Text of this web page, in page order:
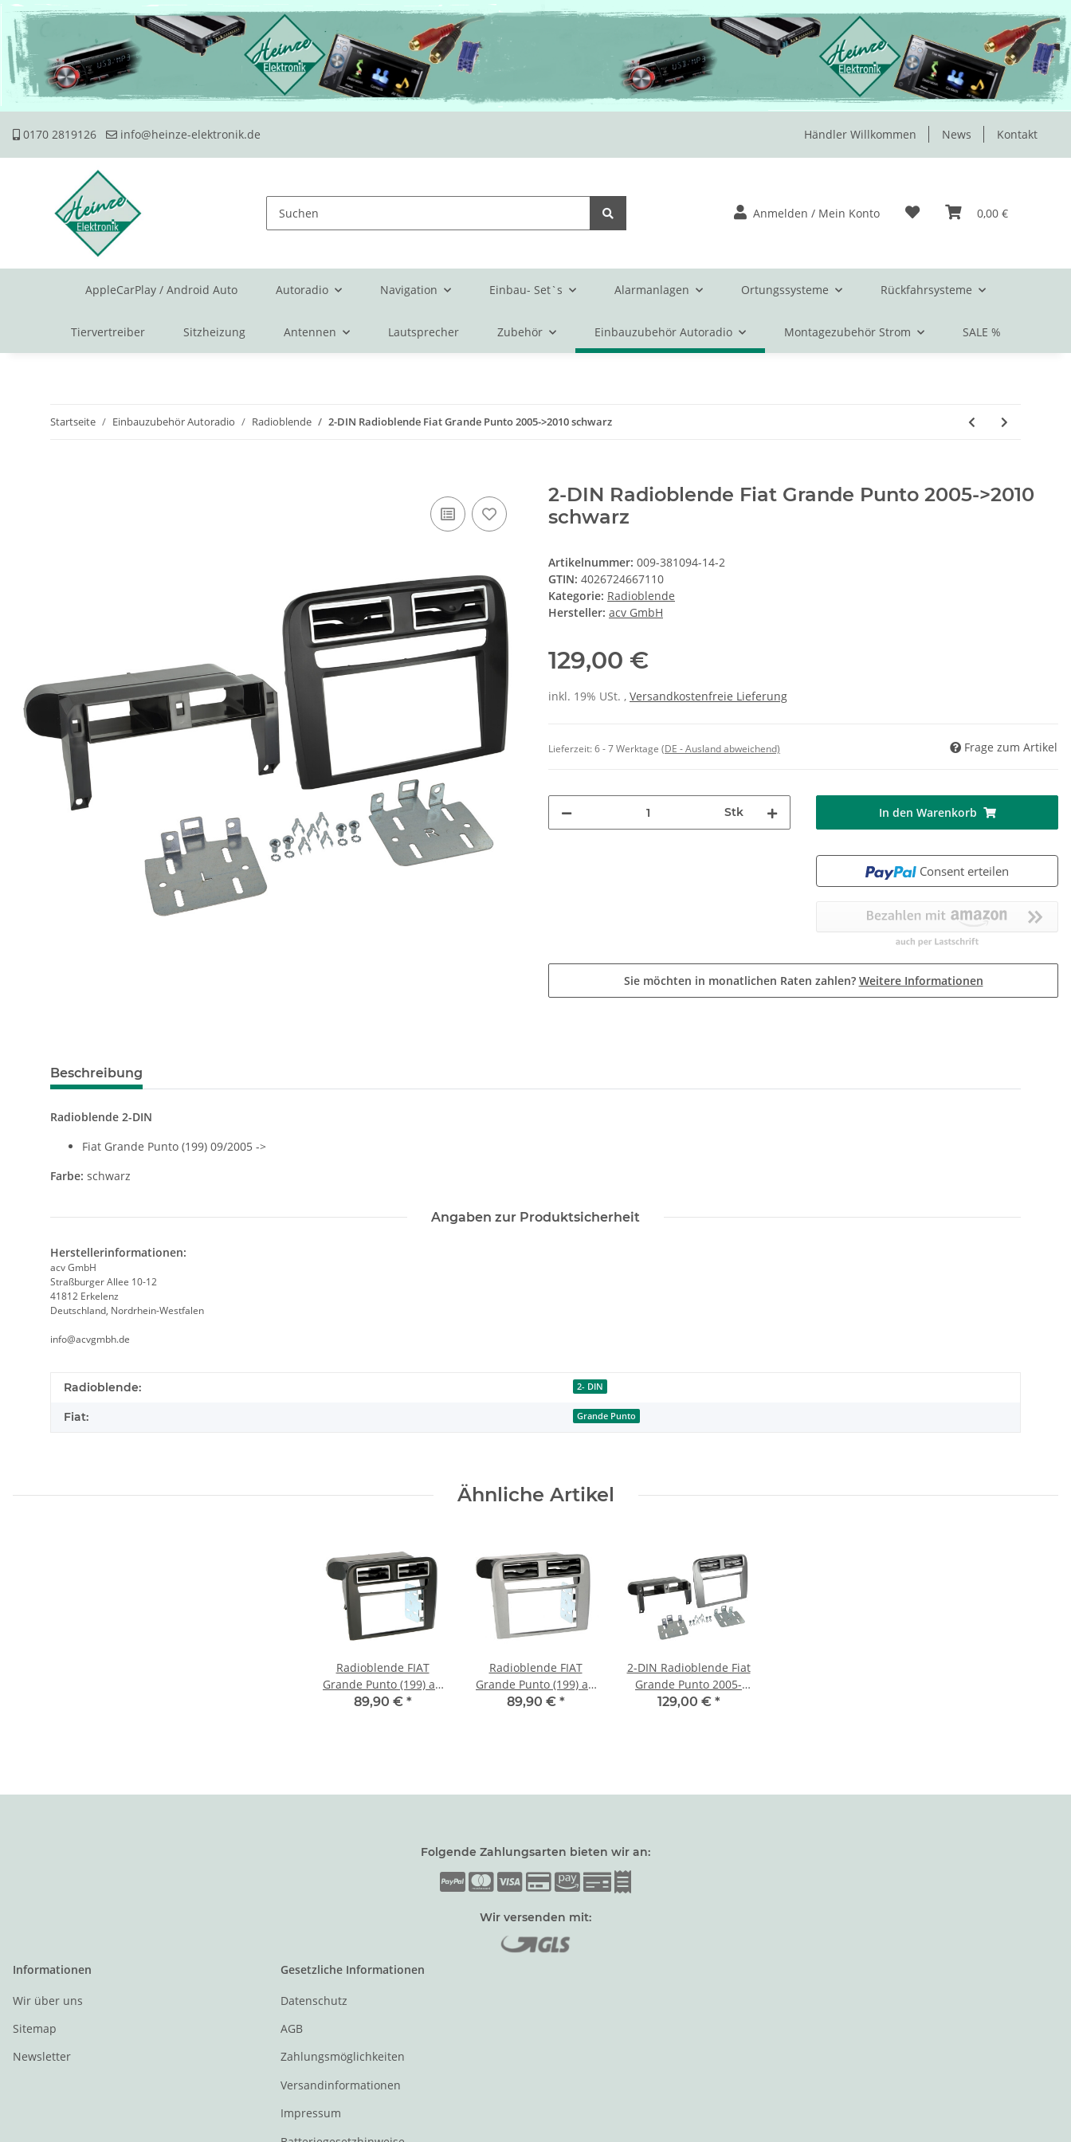
0170 2819126 info@heinze-elektronik.de Händler Willkommen News Kontakt
Anmelden / Mein Konto 0,00 €
AppleCarPlay / Android Auto Autoradio Navigation Einbau- Set`s Alarmanlagen Ortungssysteme Rückfahrsysteme
Tiervertreiber Sitzheizung Antennen Lautsprecher Zubehör Einbauzubehör Autoradio Montagezubehör Strom SALE %
Startseite Einbauzubehör Autoradio Radioblende 2-DIN Radioblende Fiat Grande Punto 2005->2010 schwarz
2-DIN Radioblende Fiat Grande Punto 2005->2010
schwarz
Artikelnummer: 009-381094-14-2
GTIN: 4026724667110
Kategorie: Radioblende
Hersteller: acv GmbH
129,00 €
inkl. 19% USt. , Versandkostenfreie Lieferung
Lieferzeit:6 - 7 Werktage (DE - Ausland abweichend) Frage zum Artikel
Stk In den Warenkorb
Consent erteilen
Sie möchten in monatlichen Raten zahlen? Weitere Informationen
Beschreibung
Radioblende 2-DIN
Fiat Grande Punto (199) 09/2005 ->
Farbe: schwarz
Angaben zur Produktsicherheit
Herstellerinformationen:
acv GmbH
Straßburger Allee 10-12
41812 Erkelenz
Deutschland, Nordrhein-Westfalen
info@acvgmbh.de
Radioblende: 2- DIN
Fiat: Grande Punto
Ähnliche Artikel
Radioblende FIAT
Grande Punto (199) ab
2005-09 2DIN schwarz89,90 € *
Radioblende FIAT
Grande Punto (199) ab
2005-09 2DIN silvergrey89,90 € *
2-DIN Radioblende Fiat
Grande Punto 2005-
>2010 anthrazit
129,00 € *
Folgende Zahlungsarten bieten wir an:
Wir versenden mit:
Informationen
Wir über uns
Sitemap
Newsletter
Gesetzliche Informationen
Datenschutz
AGB
Zahlungsmöglichkeiten
Versandinformationen
Impressum